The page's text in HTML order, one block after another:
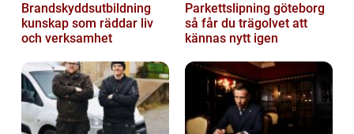
Brandskyddsutbildning
kunskap som räddar liv
och verksamhet
Parkettslipning göteborg
så får du trägolvet att
kännas nytt igen